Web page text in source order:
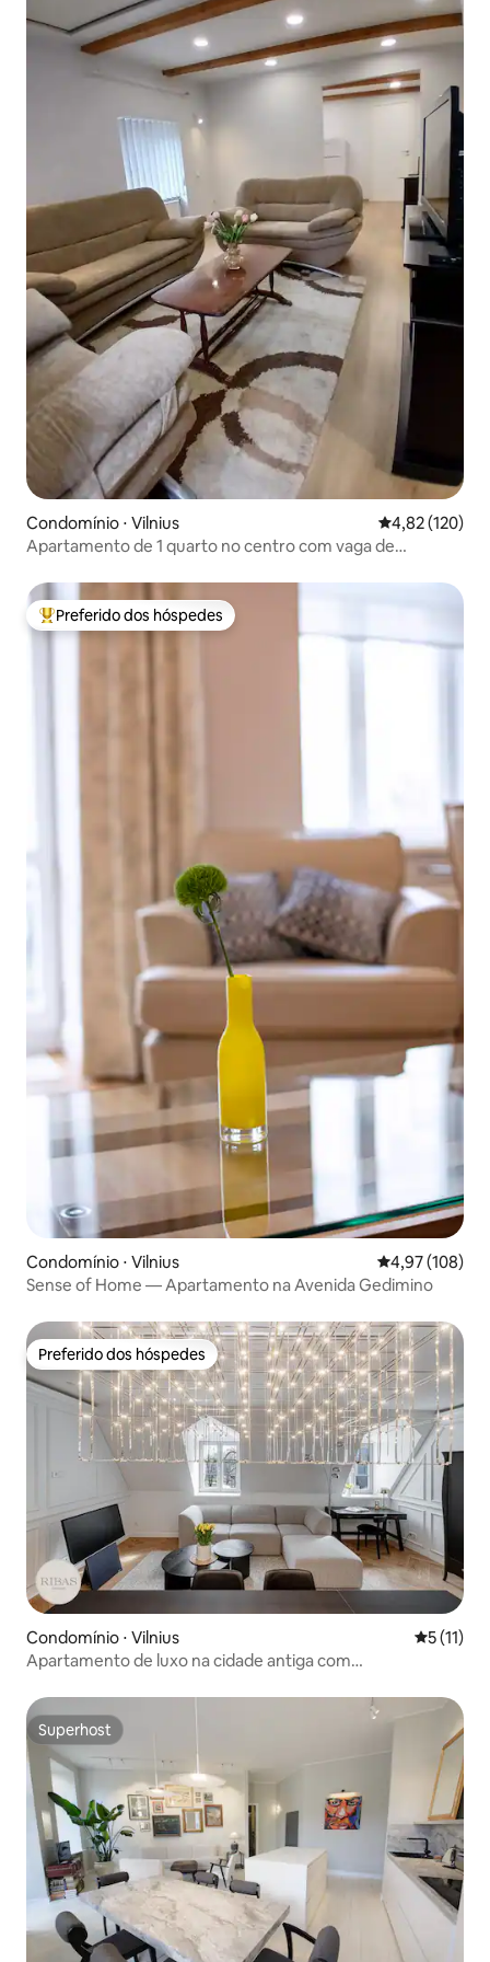
Condomínio ⋅ Vilnius 4,82 de uma
4,82 (120)
Apartamento de 1 quarto no centro com vaga de
Entre os melhores preferidos dos hóspedes
Preferido dos hóspedes
Condomínio ⋅ Vilnius 4,97 de uma
4,97 (108)
Sense of Home — Apartamento na Avenida Gedimino
Preferido dos hóspedes
Preferido dos hóspedes
Condomínio ⋅ Vilnius 5 de uma
5 (11)
Apartamento de luxo na cidade antiga com
Superhost
Superhost